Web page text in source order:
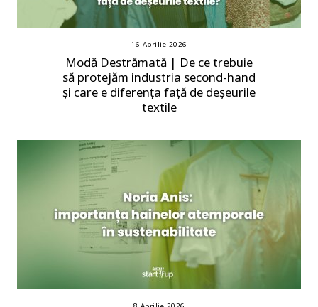
16 Aprilie 2026
Modă Destrămată | De ce trebuie
să protejăm industria second-hand
și care e diferența față de deșeurile
textile